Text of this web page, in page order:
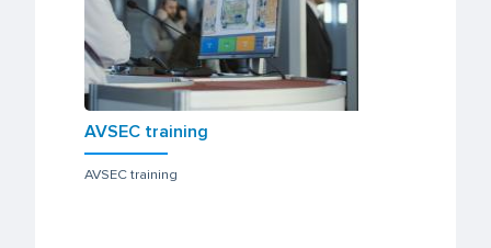
AVSEC training
AVSEC training